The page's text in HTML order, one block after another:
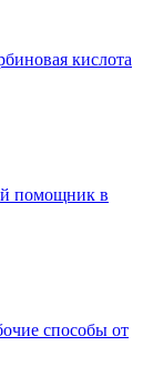
кислота
помощник в
способы от